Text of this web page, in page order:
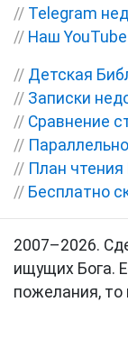
// Telegram
// Наш
// Детская
// Записки
// Сравнение
//
// План
// Бесплатно
2007–2026.
ищущих Бога.
пожелания,